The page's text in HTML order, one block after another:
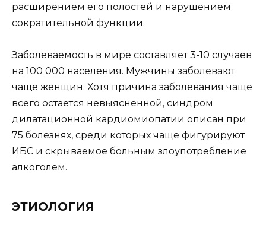
расширением его полостей и нарушением
сократительной функции.
Заболеваемость в мире составляет 3-10 случаев
на 100 000 населения. Мужчины заболевают
чаще женщин. Хотя причина заболевания чаще
всего остается невыясненной, синдром
дилатационной кардиомиопатии описан при
75 болезнях, среди которых чаще фигурируют
ИБС и скрываемое больным злоупотребление
алкоголем.
ЭТИОЛОГИЯ